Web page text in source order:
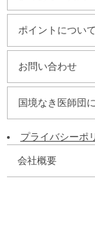
ポイントについて
お問い合わせ
国境なき医師団
プライバシーポ
会社概要